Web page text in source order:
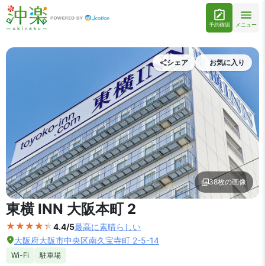
予約確認 メニュー
外観の写真を拡大表示
シェア お気に入り
38枚の画像
東横 INN 大阪本町 2
4.4/5最高に素晴らしい
大阪府大阪市中央区南久宝寺町 2-5-14
Wi-Fi 駐車場